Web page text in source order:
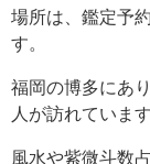
場所は、鑑定予
す。
福岡の博多にあ
人が訪れています
風水や紫微斗数